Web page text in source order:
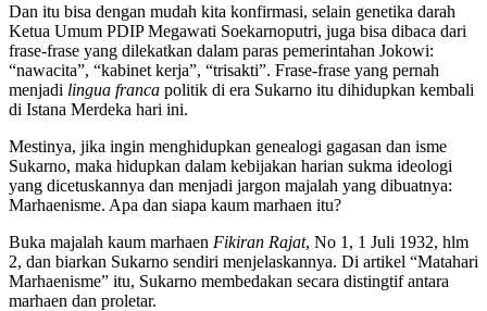
Dan itu bisa dengan mudah kita konfirmasi, selain genetika darah
Ketua Umum PDIP Megawati Soekarnoputri, juga bisa dibaca dari
frase-frase yang dilekatkan dalam paras pemerintahan Jokowi:
“nawacita”, “kabinet kerja”, “trisakti”. Frase-frase yang pernah
menjadi lingua franca politik di era Sukarno itu dihidupkan kembali
di Istana Merdeka hari ini.
Mestinya, jika ingin menghidupkan genealogi gagasan dan isme
Sukarno, maka hidupkan dalam kebijakan harian sukma ideologi
yang dicetuskannya dan menjadi jargon majalah yang dibuatnya:
Marhaenisme. Apa dan siapa kaum marhaen itu?
Buka majalah kaum marhaen Fikiran Rajat, No 1, 1 Juli 1932, hlm
2, dan biarkan Sukarno sendiri menjelaskannya. Di artikel “Matahari
Marhaenisme” itu, Sukarno membedakan secara distingtif antara
marhaen dan proletar.